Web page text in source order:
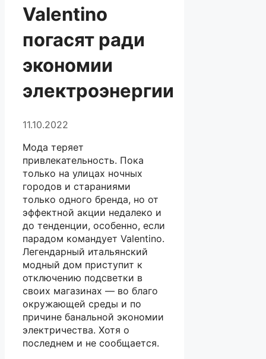
Valentino
погасят ради
экономии
электроэнергии
11.10.2022
Мода теряет
привлекательность. Пока
только на улицах ночных
городов и стараниями
только одного бренда, но от
эффектной акции недалеко и
до тенденции, особенно, если
парадом командует Valentino.
Легендарный итальянский
модный дом приступит к
отключению подсветки в
своих магазинах — во благо
окружающей среды и по
причине банальной экономии
электричества. Хотя о
последнем и не сообщается.